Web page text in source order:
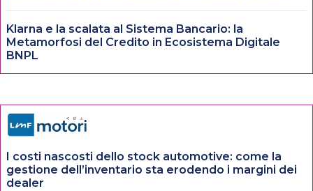
Klarna e la scalata al Sistema Bancario: la
Metamorfosi del Credito in Ecosistema Digitale
BNPL
I costi nascosti dello stock automotive: come la
gestione dell’inventario sta erodendo i margini dei
dealer